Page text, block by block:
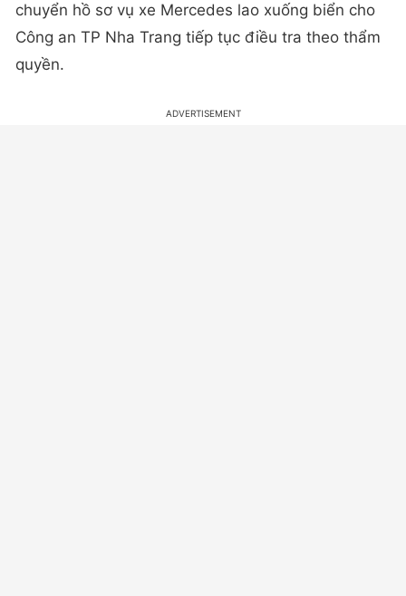
chuyển hồ sơ vụ xe Mercedes lao xuống biển cho
Công an TP Nha Trang tiếp tục điều tra theo thẩm
quyền.